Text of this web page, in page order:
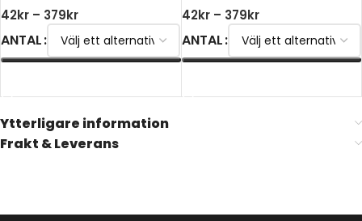
42kr – 379kr
ANTAL
42kr – 379kr
ANTAL
Ytterligare information
Frakt & Leverans